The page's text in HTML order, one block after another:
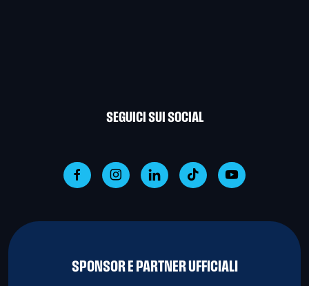
SEGUICI SUI SOCIAL
SPONSOR E PARTNER UFFICIALI